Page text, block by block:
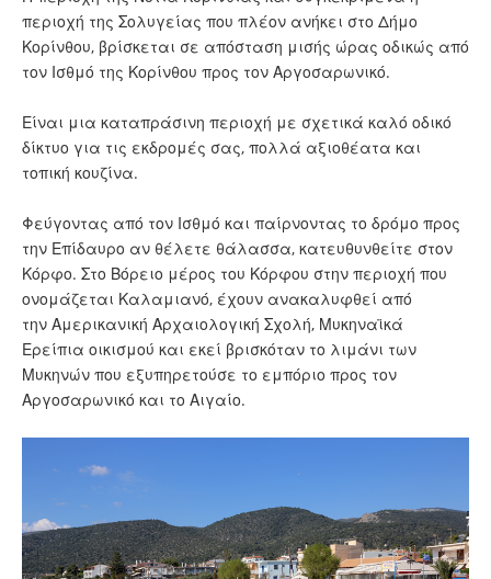
περιοχή της Σολυγείας που πλέον ανήκει στο Δήμο
Κορίνθου, βρίσκεται σε απόσταση μισής ώρας οδικώς από
τον Ισθμό της Κορίνθου προς τον Αργοσαρωνικό.
Είναι μια καταπράσινη περιοχή με σχετικά καλό οδικό
δίκτυο για τις εκδρομές σας, πολλά αξιοθέατα και
τοπική κουζίνα.
Φεύγοντας από τον Ισθμό και παίρνοντας το δρόμο προς
την Επίδαυρο αν θέλετε θάλασσα, κατευθυνθείτε στον
Κόρφο. Στο Βόρειο μέρος του Κόρφου στην περιοχή που
ονομάζεται Καλαμιανό, έχουν ανακαλυφθεί από
την Αμερικανική Αρχαιολογική Σχολή, Μυκηναϊκά
Ερείπια οικισμού και εκεί βρισκόταν το λιμάνι των
Μυκηνών που εξυπηρετούσε το εμπόριο προς τον
Αργοσαρωνικό και το Αιγαίο.